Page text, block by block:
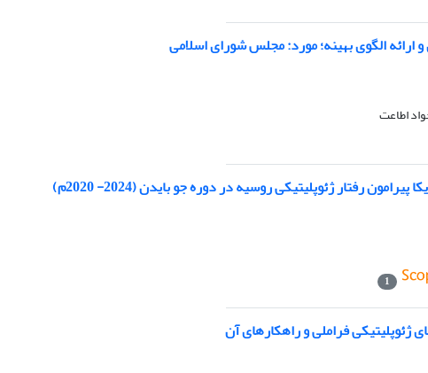
ارائه الگوی بهینه؛ مورد: مجلس شورای اسلامی
اطاعت
رفتار ژئوپلیتیکی روسیه در دوره جو بایدن (2024- 2020م)
1
ژئوپلیتیکی فراملی و راهکارهای آن